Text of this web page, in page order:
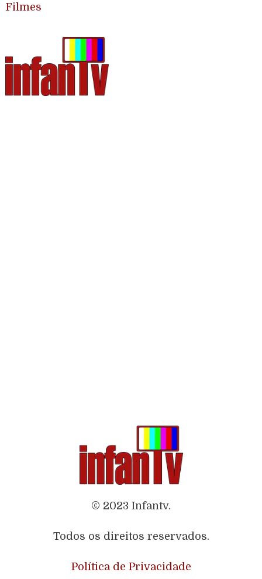
Filmes
© 2023 Infantv.
Todos os direitos reservados.
Política de Privacidade